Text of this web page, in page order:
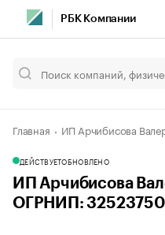
РБК Компании
Главная ИП Арчибисова
ДЕЙСТВУЕТОБНОВЛЕНО
ИП Арчибисова
ОГРНИП: